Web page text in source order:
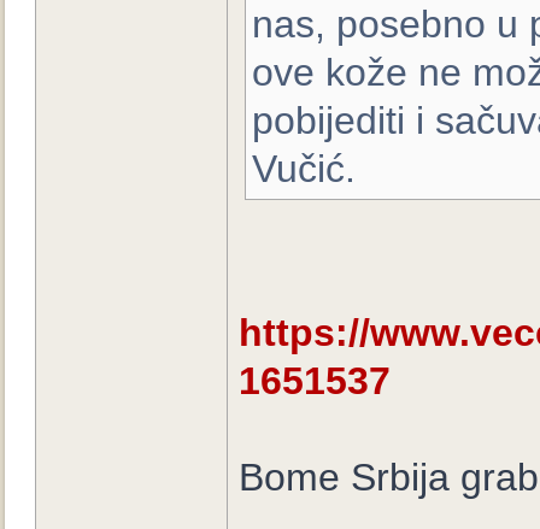
nas, posebno u
ove kože ne
pobijediti i
Vučić.
https://
1651537
Bome Srbija